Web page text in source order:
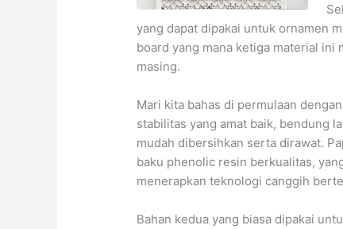
yang dapat dipakai untuk ornamen
board yang mana ketiga material
masing.
Mari kita bahas di permulaan
stabilitas yang amat baik, bendung
mudah dibersihkan serta dirawat.
baku phenolic resin berkualitas,
menerapkan teknologi canggih
Bahan kedua yang biasa dipakai